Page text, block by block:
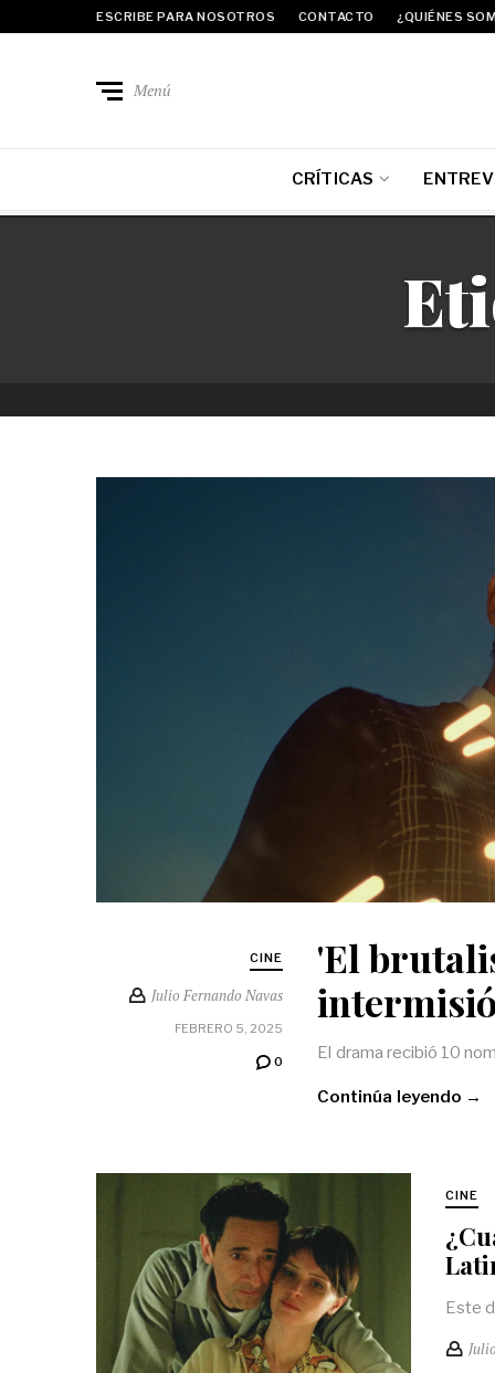
ESCRIBE PARA NOSOTROS CONTACTO ¿QUIÉNES
Menú
CRÍTICAS
CINE
Julio Fernando Navas
FEBRERO 5, 2025
0
'El
El drama recibió 10
Continúa leyendo →
CINE
Este